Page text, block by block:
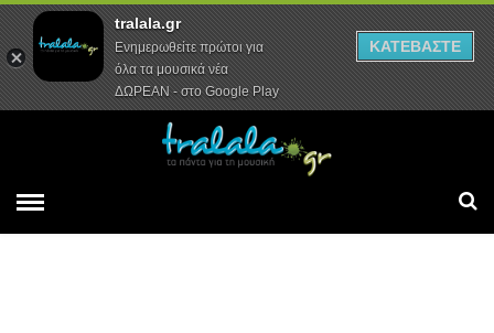
Αρχική Συνεντεύξεις Ρεπορτάζ
tralala.gr
Ενημερωθείτε πρώτοι για
όλα τα μουσικά νέα
ΔΩΡΕΑΝ - στο Google Play
ΚΑΤΕΒΑΣΤΕ